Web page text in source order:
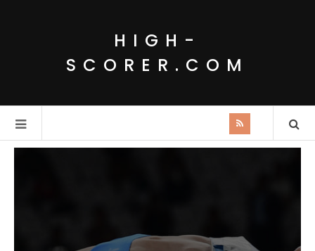
HIGH-
SCORER.COM